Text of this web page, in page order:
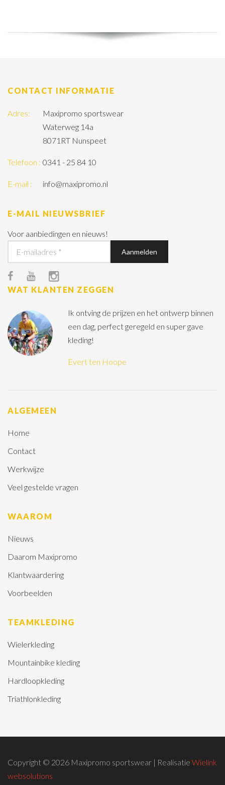
CONTACT INFORMATIE
Adres:
Maxipromo sportswear
Waterweg 14a
8071RT Nunspeet
Telefoon : 0341 - 25 84 10
E-mail : info@maxipromo.nl
E-MAIL NIEUWSBRIEF
Voor aanbiedingen en nieuws!
WAT KLANTEN ZEGGEN
Ik ontving de prijzen en het ontwerp binnen
een dag, perfect geregeld en super gave
kleding!
Evert ten Hoope
ALGEMEEN
Home
Contact
Werkwijze
Veel gestelde vragen
WAAROM
Nieuws
Daarom Maxipromo
Klantwaardering
Voorbeelden
TEAMKLEDING
Wielerkleding
Mountainbike kleding
Hardloopkleding
Triathlonkleding
Copyright © 2026 Maxipromo sportswear | Realisatie Wielink
websolutions